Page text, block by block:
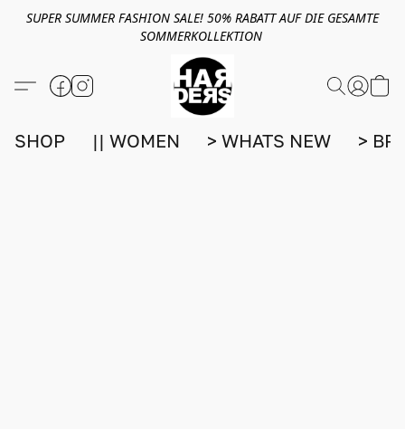
SUPER SUMMER FASHION SALE! 50% RABATT AUF DIE GESAMTE
SOMMERKOLLEKTION
SHOP || WOMEN > WHATS NEW >